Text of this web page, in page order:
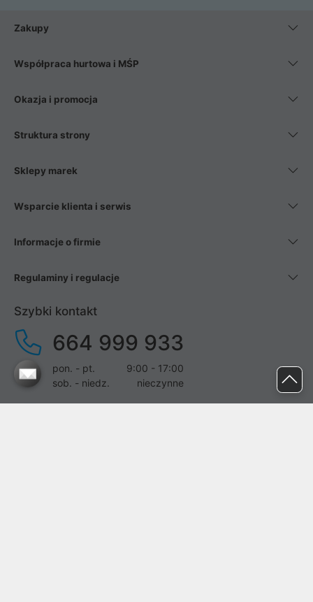
Zakupy
Współpraca hurtowa i MŚP
Okazja i promocja
Struktura strony
Sklepy marek
Wsparcie klienta i serwis
Informacje o firmie
Regulaminy i regulacje
Szybki kontakt
664 999 933
pon. - pt.
9:00 - 17:00
sob. - niedz.
nieczynne